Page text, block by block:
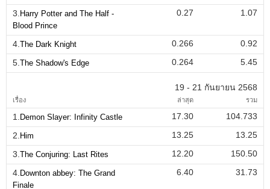
3. Harry Potter and The Half -
Blood Prince
0.27 1.07
4. The Dark Knight 0.266
0.92
5. The Shadow's Edge 0.264 5.45
19 - 21 กันยายน 2568
เรื่อง ล่าสุด รวม
1. Demon Slayer: Infinity Castle 17.30
104.733
2. Him 13.25
13.25
3. The Conjuring: Last Rites 12.20
150.50
4. Downton abbey: The Grand
Finale
6.40 31.73